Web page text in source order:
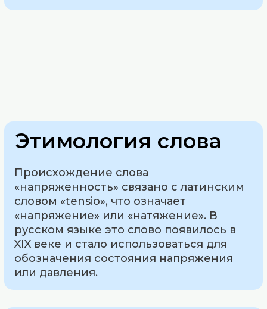
Этимология слова
Происхождение слова
«напряженность» связано с латинским
словом «tensio», что означает
«напряжение» или «натяжение». В
русском языке это слово появилось в
XIX веке и стало использоваться для
обозначения состояния напряжения
или давления.